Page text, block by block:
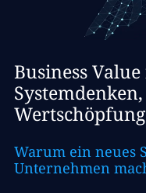
Business
Wertschöpfung
Warum ein neues
Unternehmen